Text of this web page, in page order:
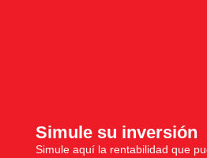
Simule su inversión
Simule aquí la rentabilidad que